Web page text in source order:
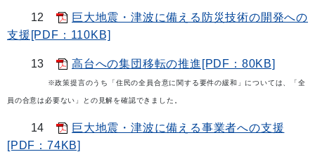
12
巨大地震・津波に備える防災技術の開発への
支援[PDF：110KB]
13 高台への集団移転の推進[PDF：80KB]
※政策提言のうち「住民の全員合意に関する要件の緩和」については、「全
員の合意は必要ない」との見解を確認できました。
14
巨大地震・津波に備える事業者への支援
[PDF：74KB]